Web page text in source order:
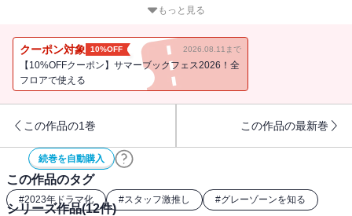
られる非行少年たちの発達と知能の問題が明らかに!! トイレで出産
もっと見る
クーポン対象 10%OFF 2026.08.11まで
【10%OFFクーポン】サマーブックフェス2026！全
フロアで使える
この作品の1巻 この作品の最新巻
続巻を自動購入
この作品のタグ
#2023年ドラマ化 #スタッフ激推し #グレーゾーンを知る
シリーズ作品(12件)